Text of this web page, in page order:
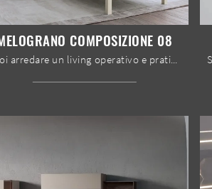
COMPOSIZIONE 08